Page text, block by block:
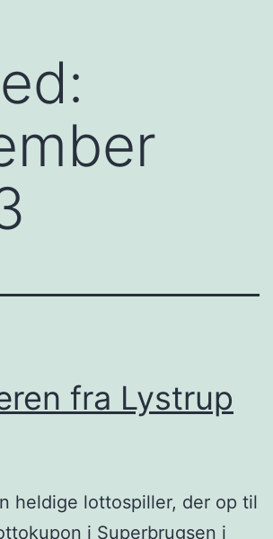
fra Lystrup
heldige lottospiller, der op til
i Superbrugsen i